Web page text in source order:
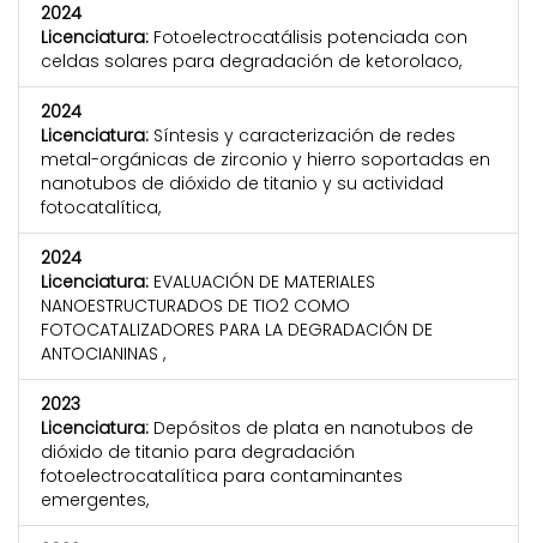
2024
Licenciatura: Fotoelectrocatálisis potenciada con
celdas solares para degradación de ketorolaco,
2024
Licenciatura: Síntesis y caracterización de redes
metal-orgánicas de zirconio y hierro soportadas en
nanotubos de dióxido de titanio y su actividad
fotocatalítica,
2024
Licenciatura: EVALUACIÓN DE MATERIALES
NANOESTRUCTURADOS DE TIO2 COMO
FOTOCATALIZADORES PARA LA DEGRADACIÓN DE
ANTOCIANINAS ,
2023
Licenciatura: Depósitos de plata en nanotubos de
dióxido de titanio para degradación
fotoelectrocatalítica para contaminantes
emergentes,